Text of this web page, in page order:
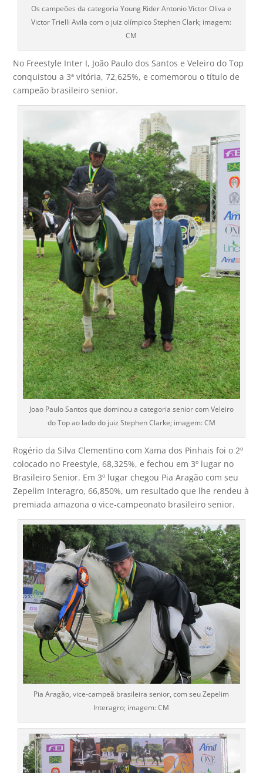
Os campeões da categoria Young Rider Antonio Victor Oliva e
Victor Trielli Avila com o juiz olímpico Stephen Clark; imagem:
CM
No Freestyle Inter I, João Paulo dos Santos e Veleiro do Top
conquistou a 3ª vitória, 72,625%, e comemorou o título de
campeão brasileiro senior.
Joao Paulo Santos que dominou a categoria senior com Veleiro
do Top ao lado do juiz Stephen Clarke; imagem: CM
Rogério da Silva Clementino com Xama dos Pinhais foi o 2º
colocado no Freestyle, 68,325%, e fechou em 3º lugar no
Brasileiro Senior. Em 3º lugar chegou Pia Aragão com seu
Zepelim Interagro, 66,850%, um resultado que lhe rendeu à
premiada amazona o vice-campeonato brasileiro senior.
Pia Aragão, vice-campeã brasileira senior, com seu Zepelim
Interagro; imagem: CM